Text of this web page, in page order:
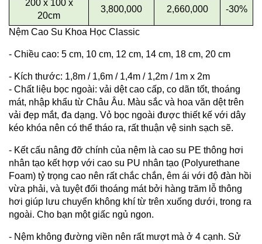
200 x 100 x
20cm
3,800,000 2,660,000 -30%
Nệm Cao Su Khoa Học Classic
- Chiều cao: 5 cm, 10 cm, 12 cm, 14 cm, 18 cm, 20 cm
- Kích thước: 1,8m / 1,6m / 1,4m / 1,2m / 1m x 2m
- Chất liệu bọc ngoài: vải dệt cao cấp, co dãn tốt, thoáng
mát, nhập khẩu từ Châu Âu. Màu sắc và hoa văn dệt trên
vải đẹp mắt, đa dạng. Vỏ bọc ngoài được thiết kế với dây
kéo khóa nên có thể tháo ra, rất thuận vệ sinh sạch sẽ.
- Kết cấu nâng đỡ chính của nệm là cao su PE thông hơi
nhân tạo kết hợp với cao su PU nhân tạo (Polyurethane
Foam) tỷ trọng cao nên rất chắc chắn, êm ái với độ đàn hồi
vừa phải, và tuyệt đối thoáng mát bởi hàng trăm lỗ thông
hơi giúp lưu chuyển không khí từ trên xuống dưới, trong ra
ngoài. Cho bạn một giấc ngủ ngon.
- Nệm không đường viền nên rất mượt mà ở 4 cạnh. Sử